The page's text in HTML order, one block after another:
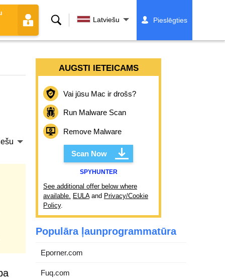
Meklēt Latviešu Pieslēgties
AUGSTI IETEICAMS
Vai jūsu Mac ir drošs?
Run Malware Scan
Remove Malware
Scan Now
SPYHUNTER
See additional offer below where
available. EULAand Privacy/Cookie
Policy.
Populāra ļaunprogrammatūra
Eporner.com
Fuq.com